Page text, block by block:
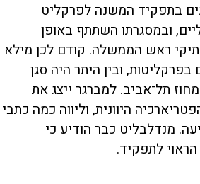
בתפקיד המשנה לפרקליט
ובמסגרתו השתתף באופן
תיקי ראש הממשלה. קודם לכן מילא
ובין היתר היה סגן
תל־אביב. למברגר ייצג את
היוונית, וליווה כמה כתבי
מנדלבליט כבר הודיע כי
לתפקיד.